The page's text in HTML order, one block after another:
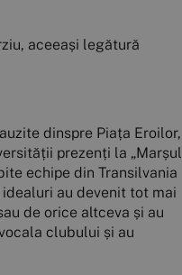
aceeași legătură
dinspre Piața Eroilor,
prezenți la „Marșul
echipe din Transilvania
idealuri au devenit tot mai
de orice altceva și au
clubului și au